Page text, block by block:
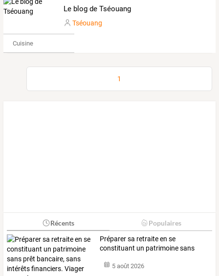
Le blog de Tséouang
Tséouang
Cuisine
1
Récents Populaires
Préparersa retraiteen se
constituant un patrimoinesans
5 août 2026